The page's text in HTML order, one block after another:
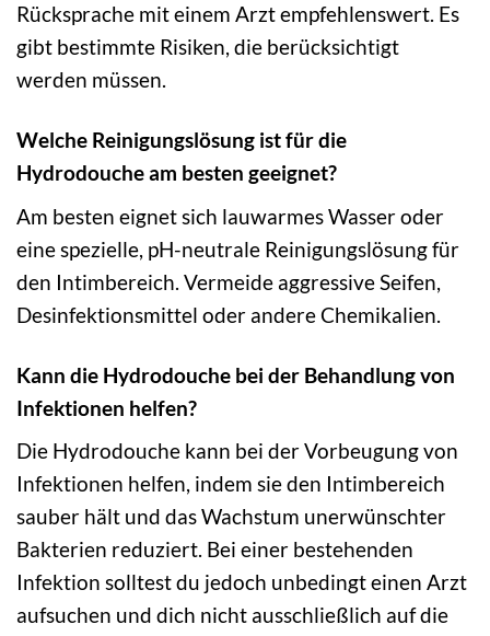
Rücksprache mit einem Arzt empfehlenswert. Es
gibt bestimmte Risiken, die berücksichtigt
werden müssen.
Welche Reinigungslösung ist für die
Hydrodouche am besten geeignet?
Am besten eignet sich lauwarmes Wasser oder
eine spezielle, pH-neutrale Reinigungslösung für
den Intimbereich. Vermeide aggressive Seifen,
Desinfektionsmittel oder andere Chemikalien.
Kann die Hydrodouche bei der Behandlung von
Infektionen helfen?
Die Hydrodouche kann bei der Vorbeugung von
Infektionen helfen, indem sie den Intimbereich
sauber hält und das Wachstum unerwünschter
Bakterien reduziert. Bei einer bestehenden
Infektion solltest du jedoch unbedingt einen Arzt
aufsuchen und dich nicht ausschließlich auf die